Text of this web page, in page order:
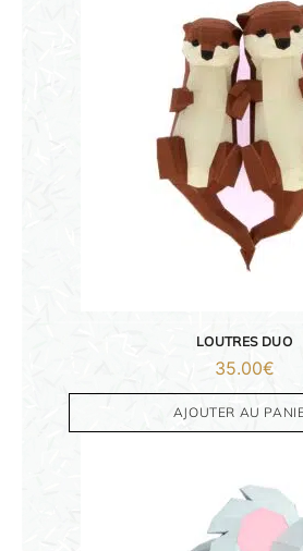
LOUTRES DUO
35.00€
AJOUTER AU
OBJETS PERSONNALISÉS